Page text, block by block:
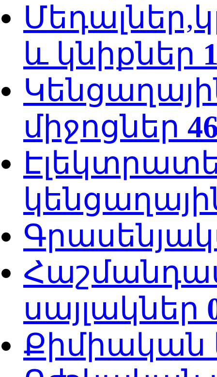
և կնիքներ
միջոցներ
սայլակներ
Քիմիական